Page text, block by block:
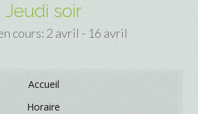
Jeudi soir
cours: 2 avril - 16 avril
Accueil
Horaire